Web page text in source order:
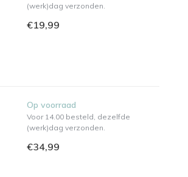
(werk)dag verzonden.
€19,99
Op voorraad
Voor 14.00 besteld, dezelfde
(werk)dag verzonden.
€34,99